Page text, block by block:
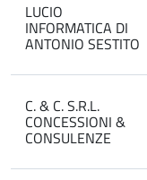
LUCIO
INFORMATICA DI
ANTONIO SESTITO
C. & C. S.R.L.
CONCESSIONI &
CONSULENZE